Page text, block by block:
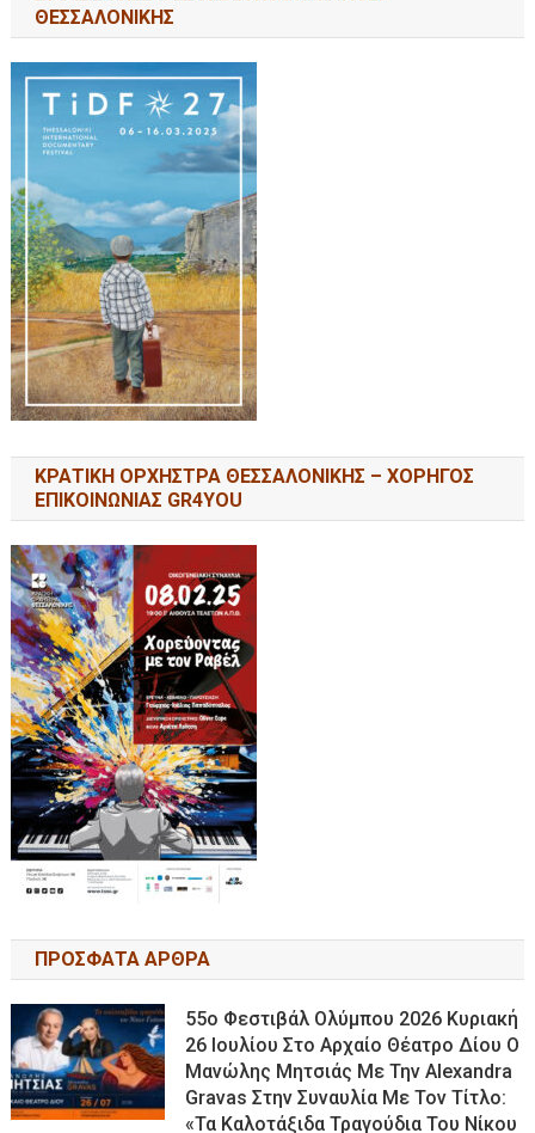
ΘΕΣΣΑΛΟΝΙΚΗΣ
ΚΡΑΤΙΚΗ ΟΡΧΗΣΤΡΑ ΘΕΣΣΑΛΟΝΙΚΗΣ – ΧΟΡΗΓΟΣ
ΕΠΙΚΟΙΝΩΝΙΑΣ GR4YOU
ΠΡΟΣΦΑΤΑ ΑΡΘΡΑ
55ο Φεστιβάλ Ολύμπου 2026 Κυριακή
26 Ιουλίου Στο Αρχαίο Θέατρο Δίου Ο
Μανώλης Μητσιάς Με Την Alexandra
Gravas Στην Συναυλία Με Τον Τίτλο:
«τα Καλοτάξιδα Τραγούδια Του Νίκου